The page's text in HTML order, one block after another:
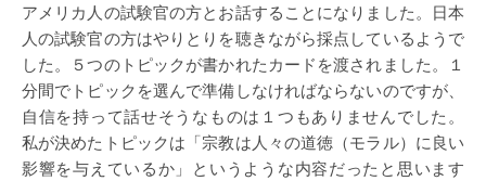
アメリカ人の試験官の方とお話することになりました。日本
人の試験官の方はやりとりを聴きながら採点しているようで
した。５つのトピックが書かれたカードを渡されました。１
分間でトピックを選んで準備しなければならないのですが、
自信を持って話せそうなものは１つもありませんでした。
私が決めたトピックは「宗教は人々の道徳（モラル）に良い
影響を与えているか」というような内容だったと思います